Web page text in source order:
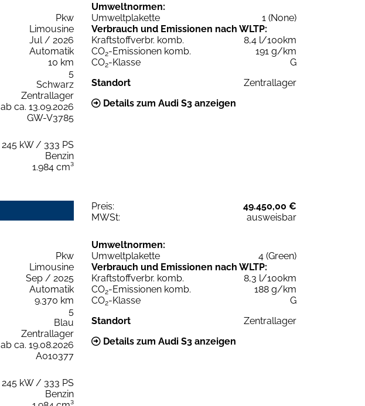
Pkw
Limousine
Jul / 2026
Automatik
10 km
5
Schwarz
Zentrallager
ab ca. 13.09.2026
GW-V3785
245 kW / 333 PS
Benzin
1.984 cm³
Umweltnormen:
Umweltplakette
1 (None)
Verbrauch und Emissionen nach WLTP:
Kraftstoffverbr. komb.
8,4 l/100km
CO2-Emissionen komb.
191 g/km
CO2-Klasse
G
Standort
Zentrallager
Details zum Audi S3 anzeigen
Preis:
49.450,00 €
MWSt:
ausweisbar
Pkw
Limousine
Sep / 2025
Automatik
9.370 km
5
Blau
Zentrallager
ab ca. 19.08.2026
A010377
245 kW / 333 PS
Benzin
Umweltnormen:
Umweltplakette
4 (Green)
Verbrauch und Emissionen nach WLTP:
Kraftstoffverbr. komb.
8,3 l/100km
CO2-Emissionen komb.
188 g/km
CO2-Klasse
G
Standort
Zentrallager
Details zum Audi S3 anzeigen